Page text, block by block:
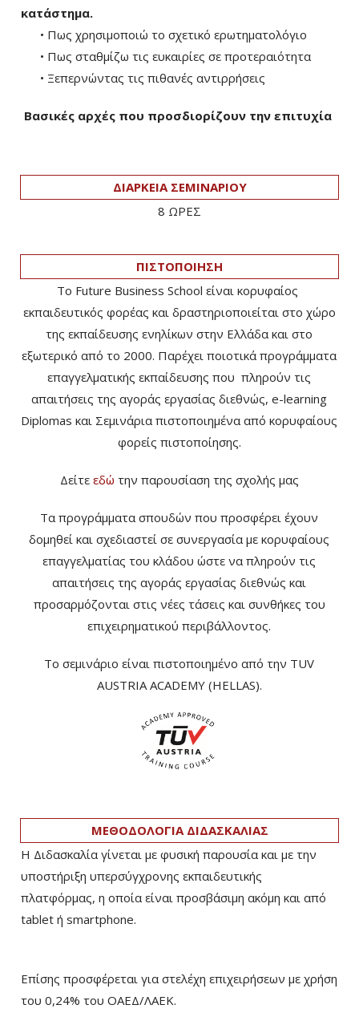
κατάστημα.
• Πως χρησιμοποιώ το σχετικό ερωτηματολόγιο
• Πως σταθμίζω τις ευκαιρίες σε προτεραιότητα
• Ξεπερνώντας τις πιθανές αντιρρήσεις
Βασικές αρχές που προσδιορίζουν την επιτυχία
ΔΙΑΡΚΕΙΑ ΣΕΜΙΝΑΡΙΟΥ
8 ΩΡΕΣ
ΠΙΣΤΟΠΟΙΗΣΗ
Το Future Business School είναι κορυφαίος
εκπαιδευτικός φορέας και δραστηριοποιείται στο χώρο
της εκπαίδευσης ενηλίκων στην Ελλάδα και στο
εξωτερικό από το 2000. Παρέχει ποιοτικά προγράμματα
επαγγελματικής εκπαίδευσης που πληρούν τις
απαιτήσεις της αγοράς εργασίας διεθνώς, e-learning
Diplomas και Σεμινάρια πιστοποιημένα από κορυφαίους
φορείς πιστοποίησης.
Δείτε εδώ την παρουσίαση της σχολής μας
Τα προγράμματα σπουδών που προσφέρει έχουν
δομηθεί και σχεδιαστεί σε συνεργασία με κορυφαίους
επαγγελματίας του κλάδου ώστε να πληρούν τις
απαιτήσεις της αγοράς εργασίας διεθνώς και
προσαρμόζονται στις νέες τάσεις και συνθήκες του
επιχειρηματικού περιβάλλοντος.
Το σεμινάριο είναι πιστοποιημένο από την TUV
AUSTRIA ACADEMY (HELLAS).
ΜΕΘΟΔΟΛΟΓΙΑ ΔΙΔΑΣΚΑΛΙΑΣ
Η Διδασκαλία γίνεται με φυσική παρουσία και με την
υποστήριξη υπερσύγχρονης εκπαιδευτικής
πλατφόρμας, η οποία είναι προσβάσιμη ακόμη και από
tablet ή smartphone.
Επίσης προσφέρεται για στελέχη επιχειρήσεων με χρήση
του 0,24% του ΟΑΕΔ/ΛΑΕΚ.